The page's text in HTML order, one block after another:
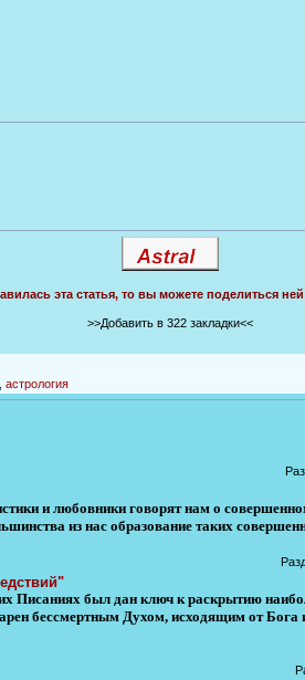
эта статья, то вы можете поделиться
>>Добавить в 322 закладки<<
астрология
и любовники говорят нам о
из нас образование таких
Писаниях был дан ключ к раскрытию
бессмертным Духом, исходящим от Бога